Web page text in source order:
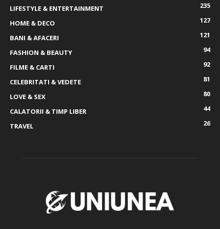
LIFESTYLE & ENTERTAINMENT
235
HOME & DECO
127
BANI & AFACERI
121
FASHION & BEAUTY
94
FILME & CARTI
92
CELEBRITATI & VEDETE
81
LOVE & SEX
80
CALATORII & TIMP LIBER
44
TRAVEL
26